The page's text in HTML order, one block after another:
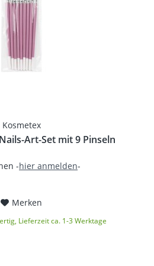
Kosmetex
Art-Set mit 9 Pinseln
-hier anmelden-
Merken
Lieferzeit ca. 1-3 Werktage